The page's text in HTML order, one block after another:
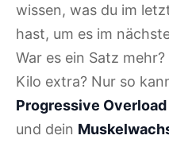
wissen, was du im
hast, um es im
War es ein Satz
Kilo extra? Nur so
Progressive
und dein